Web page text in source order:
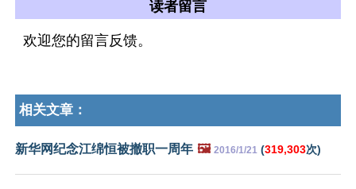
读者留言
欢迎您的留言反馈。
相关文章：
新华网纪念江绵恒被撤职一周年 🖼️ 2016/1/21 (319,303次)